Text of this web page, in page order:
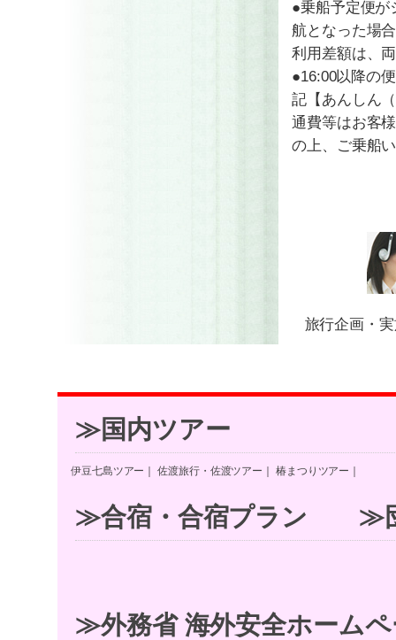
●乗船予定便が
航となった場
利用差額は、
●16:00以降の
記【あんしん
通費等はお客
の上、ご乗船
旅行企画・
≫国内ツアー
伊豆七島ツアー 佐渡旅行・佐渡ツアー 椿まつりツアー
≫合宿・合宿プラン ≫
≫外務省 海外安全ホーム